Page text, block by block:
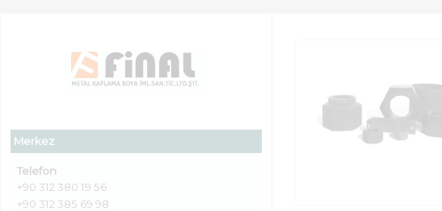
Merkez
Telefon
+90 312 380 19 56
+90 312 385 69 98